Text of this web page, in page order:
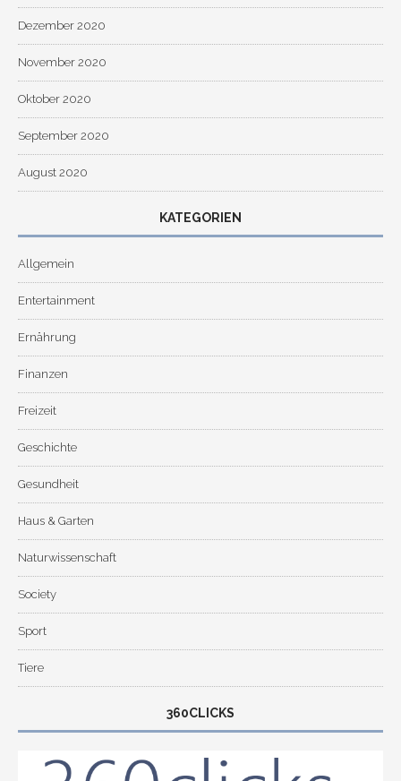
Dezember 2020
November 2020
Oktober 2020
September 2020
August 2020
KATEGORIEN
Allgemein
Entertainment
Ernährung
Finanzen
Freizeit
Geschichte
Gesundheit
Haus & Garten
Naturwissenschaft
Society
Sport
Tiere
360CLICKS